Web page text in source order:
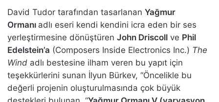
David Tudor tarafından tasarlanan Yağmur
Ormanı adlı eseri kendi kendini icra eden bir ses
yerleştirmesine dönüştüren John Driscoll ve Phil
Edelstein’a (Composers Inside Electronics Inc.) The
Wind adlı bestesine ilham veren bu yapıt için
teşekkürlerini sunan İlyun Bürkev, “Öncelikle bu
değerli projenin oluşturulmasında çok büyük